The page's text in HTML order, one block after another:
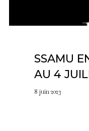
SSAMU
AU 4
8 juin 2023